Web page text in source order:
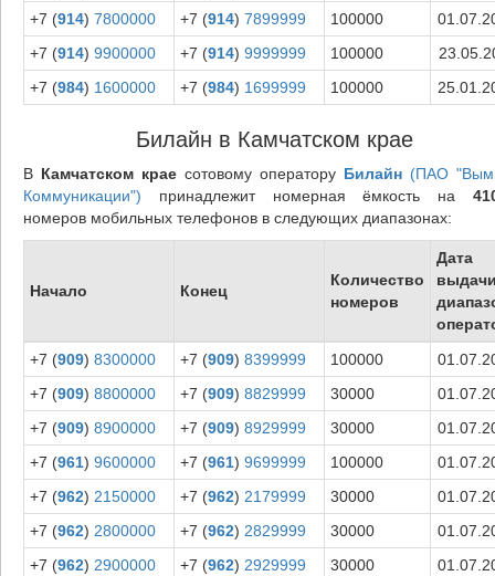
+7 (914) 7800000 +7 (914) 7899999 100000
+7 (914) 9900000 +7 (914) 9999999 100000
+7 (984) 1600000 +7 (984) 1699999 100000
Билайн в Камчатском крае
В Камчатском краесотовому оператору Билайн (ПАО
Коммуникации") принадлежит номерная ёмкость на
номеров мобильных телефонов в следующих диапазонах:
Начало Конец
Количество
номеров
Дата
+7 (909) 8300000 +7 (909) 8399999 100000
+7 (909) 8800000 +7 (909) 8829999 30000
+7 (909) 8900000 +7 (909) 8929999 30000
+7 (961) 9600000 +7 (961) 9699999 100000
+7 (962) 2150000 +7 (962) 2179999 30000
+7 (962) 2800000 +7 (962) 2829999 30000
+7 (962) 2900000 +7 (962) 2929999 30000